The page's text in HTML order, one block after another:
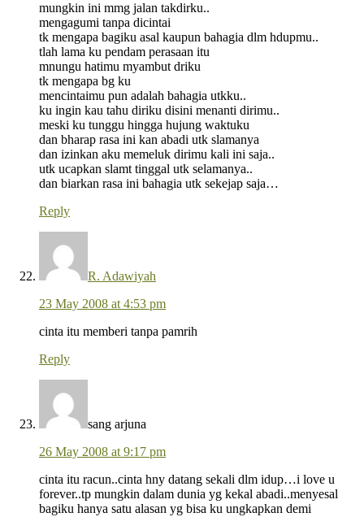
mungkin ini mmg jalan takdirku..
mengagumi tanpa dicintai
tk mengapa bagiku asal kaupun bahagia dlm hdupmu..
tlah lama ku pendam perasaan itu
mnungu hatimu myambut driku
tk mengapa bg ku
mencintaimu pun adalah bahagia utkku..
ku ingin kau tahu diriku disini menanti dirimu..
meski ku tunggu hingga hujung waktuku
dan bharap rasa ini kan abadi utk slamanya
dan izinkan aku memeluk dirimu kali ini saja..
utk ucapkan slamt tinggal utk selamanya..
dan biarkan rasa ini bahagia utk sekejap saja…
Reply
R. Adawiyah
23 May 2008 at 4:53 pm
cinta itu memberi tanpa pamrih
Reply
sang arjuna
26 May 2008 at 9:17 pm
cinta itu racun..cinta hny datang sekali dlm idup…i love u
forever..tp mungkin dalam dunia yg kekal abadi..menyesal
bagiku hanya satu alasan yg bisa ku ungkapkan demi